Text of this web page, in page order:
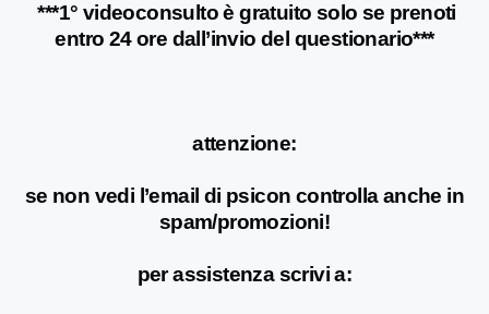
***1° videoconsulto è gratuito solo se prenoti
entro 24 ore dall’invio del questionario***
attenzione:
se non vedi l’email di psicon controlla anche in
spam/promozioni!
per assistenza scrivi a: